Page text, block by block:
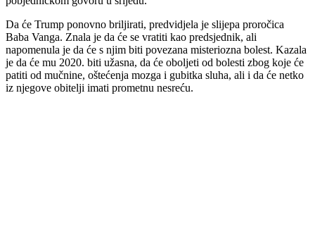
Da će Trump ponovno briljirati, predvidjela je slijepa proročica
Baba Vanga. Znala je da će se vratiti kao predsjednik, ali
napomenula je da će s njim biti povezana misteriozna bolest. Kazala
je da će mu 2020. biti užasna, da će oboljeti od bolesti zbog koje će
patiti od mučnine, oštećenja mozga i gubitka sluha, ali i da će netko
iz njegove obitelji imati prometnu nesreću.